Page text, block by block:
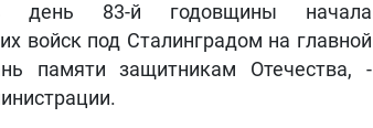
83-й годовщины начала
войск под Сталинградом на главной
памяти защитникам Отечества, -